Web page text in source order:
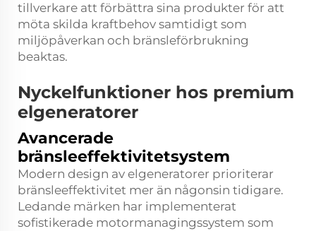
tillverkare att förbättra sina produkter för att
möta skilda kraftbehov samtidigt som
miljöpåverkan och bränsleförbrukning
beaktas.
Nyckelfunktioner hos premium
elgeneratorer
Avancerade
bränsleeffektivitetsystem
Modern design av elgeneratorer prioriterar
bränsleeffektivitet mer än någonsin tidigare.
Ledande märken har implementerat
sofistikerade motormanagingssystem som